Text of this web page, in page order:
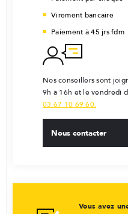
Virement bancaire
Paiement à 45 jrs fdm
Nos conseillers sont
9h à 16h et le vendredi
03 67 10 69 60.
Nous contacter
Vous avez